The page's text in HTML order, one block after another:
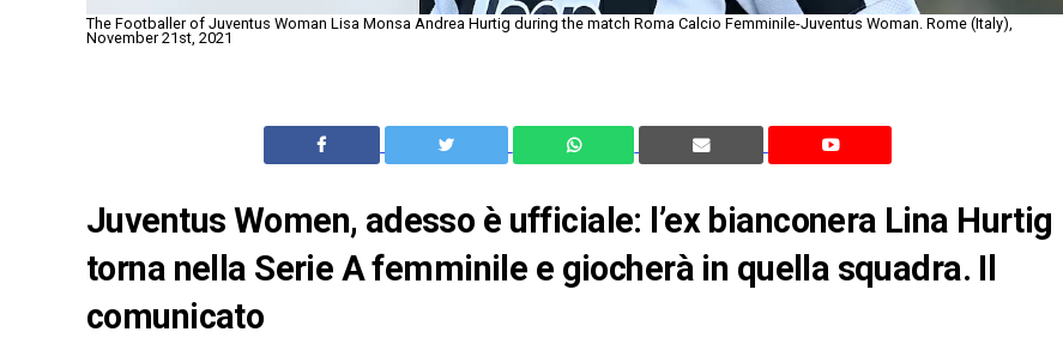
The Footballer of Juventus Woman Lisa Monsa Andrea Hurtig during the match Roma Calcio Femminile-Juventus Woman. Rome (Italy),
November 21st, 2021
Juventus Women, adesso è ufficiale: l’ex bianconera Lina Hurtig
torna nella Serie A femminile e giocherà in quella squadra. Il
comunicato